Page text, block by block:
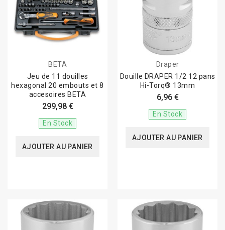
BETA
Jeu de 11 douilles
hexagonal 20 embouts et 8
accesoires BETA
299,98 €
En Stock
AJOUTER AU PANIER
Draper
Douille DRAPER 1/2 12 pans
Hi-Torq® 13mm
6,96 €
En Stock
AJOUTER AU PANIER